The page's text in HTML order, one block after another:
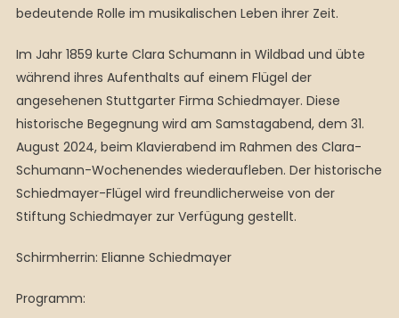
bedeutende Rolle im musikalischen Leben ihrer Zeit.
Im Jahr 1859 kurte Clara Schumann in Wildbad und übte
während ihres Aufenthalts auf einem Flügel der
angesehenen Stuttgarter Firma Schiedmayer. Diese
historische Begegnung wird am Samstagabend, dem 31.
August 2024, beim Klavierabend im Rahmen des Clara-
Schumann-Wochenendes wiederaufleben. Der historische
Schiedmayer-Flügel wird freundlicherweise von der
Stiftung Schiedmayer zur Verfügung gestellt.
Schirmherrin: Elianne Schiedmayer
Programm: